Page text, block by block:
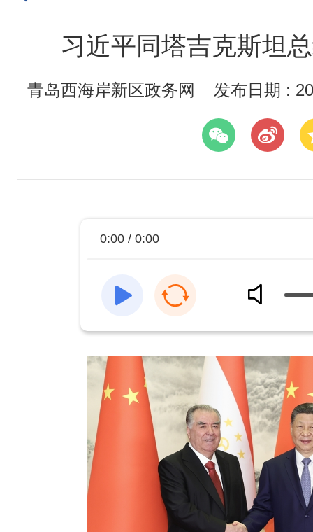
习近平同塔吉克斯坦
青岛西海岸新区政务网 发布日期 :
0:00 / 0:00